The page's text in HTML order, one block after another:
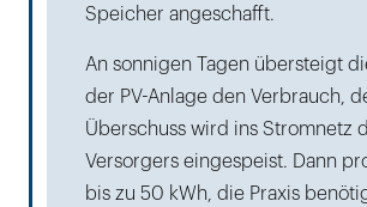
Speicher angeschafft.
An sonnigen Tagen übersteigt
der PV-Anlage den Verbrauch,
Überschuss wird ins Stromnetz
Versorgers eingespeist. Dann
bis zu 50 kWh, die Praxis